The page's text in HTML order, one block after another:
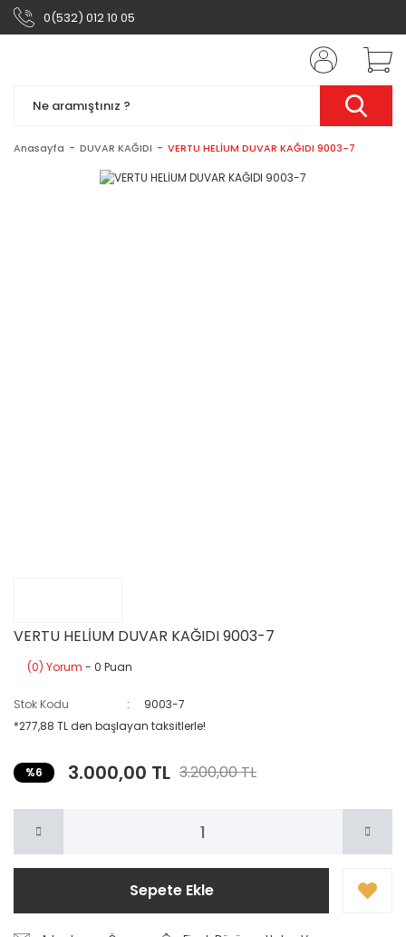
0(532) 012 10 05
Anasayfa DUVAR KAĞIDI VERTU HELİUM DUVAR KAĞIDI 9003-7
VERTU HELİUM DUVAR KAĞIDI 9003-7
(0) Yorum - 0 Puan
Stok Kodu
9003-7
*277,88 TL den başlayan taksitlerle!
%6 3.000,00 TL 3.200,00 TL
Sepete Ekle